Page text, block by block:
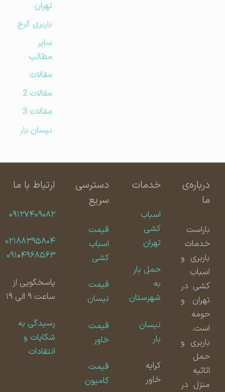
تهران
باربری کرج
مطالب
مقالات
مقالات 2
مقالات 3
نیسان بار
درباره‌ی
باراست
خدمات
باربری و
اسباب
کشی در
تهران و
حومه
است.
باربری و
حمل
اثاثیه
منزل در
خدمات
اسباب
کشی
تهران
حمل بار
شهرستان
نیسان
دسترسی
سریع
قیمت
اسباب
کشی
قیمت
نیسان
قیمت
قیمت
کامیون
ارتباط با ما
۰۹۱۲۷۴۰۹۰۸۲
۰۲۱۸۸۳۹۵۸۰۴
۰۹۱۰۴۹۶۸۵۶۳
پاسخگویی از
ساعت ۹ الی ۱۹
رسیدگی به
شکایات و
انتقادات